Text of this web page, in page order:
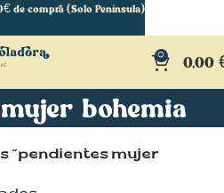
0 0,00
bohemia
“pendientes mujer
de compra (Solo Península)